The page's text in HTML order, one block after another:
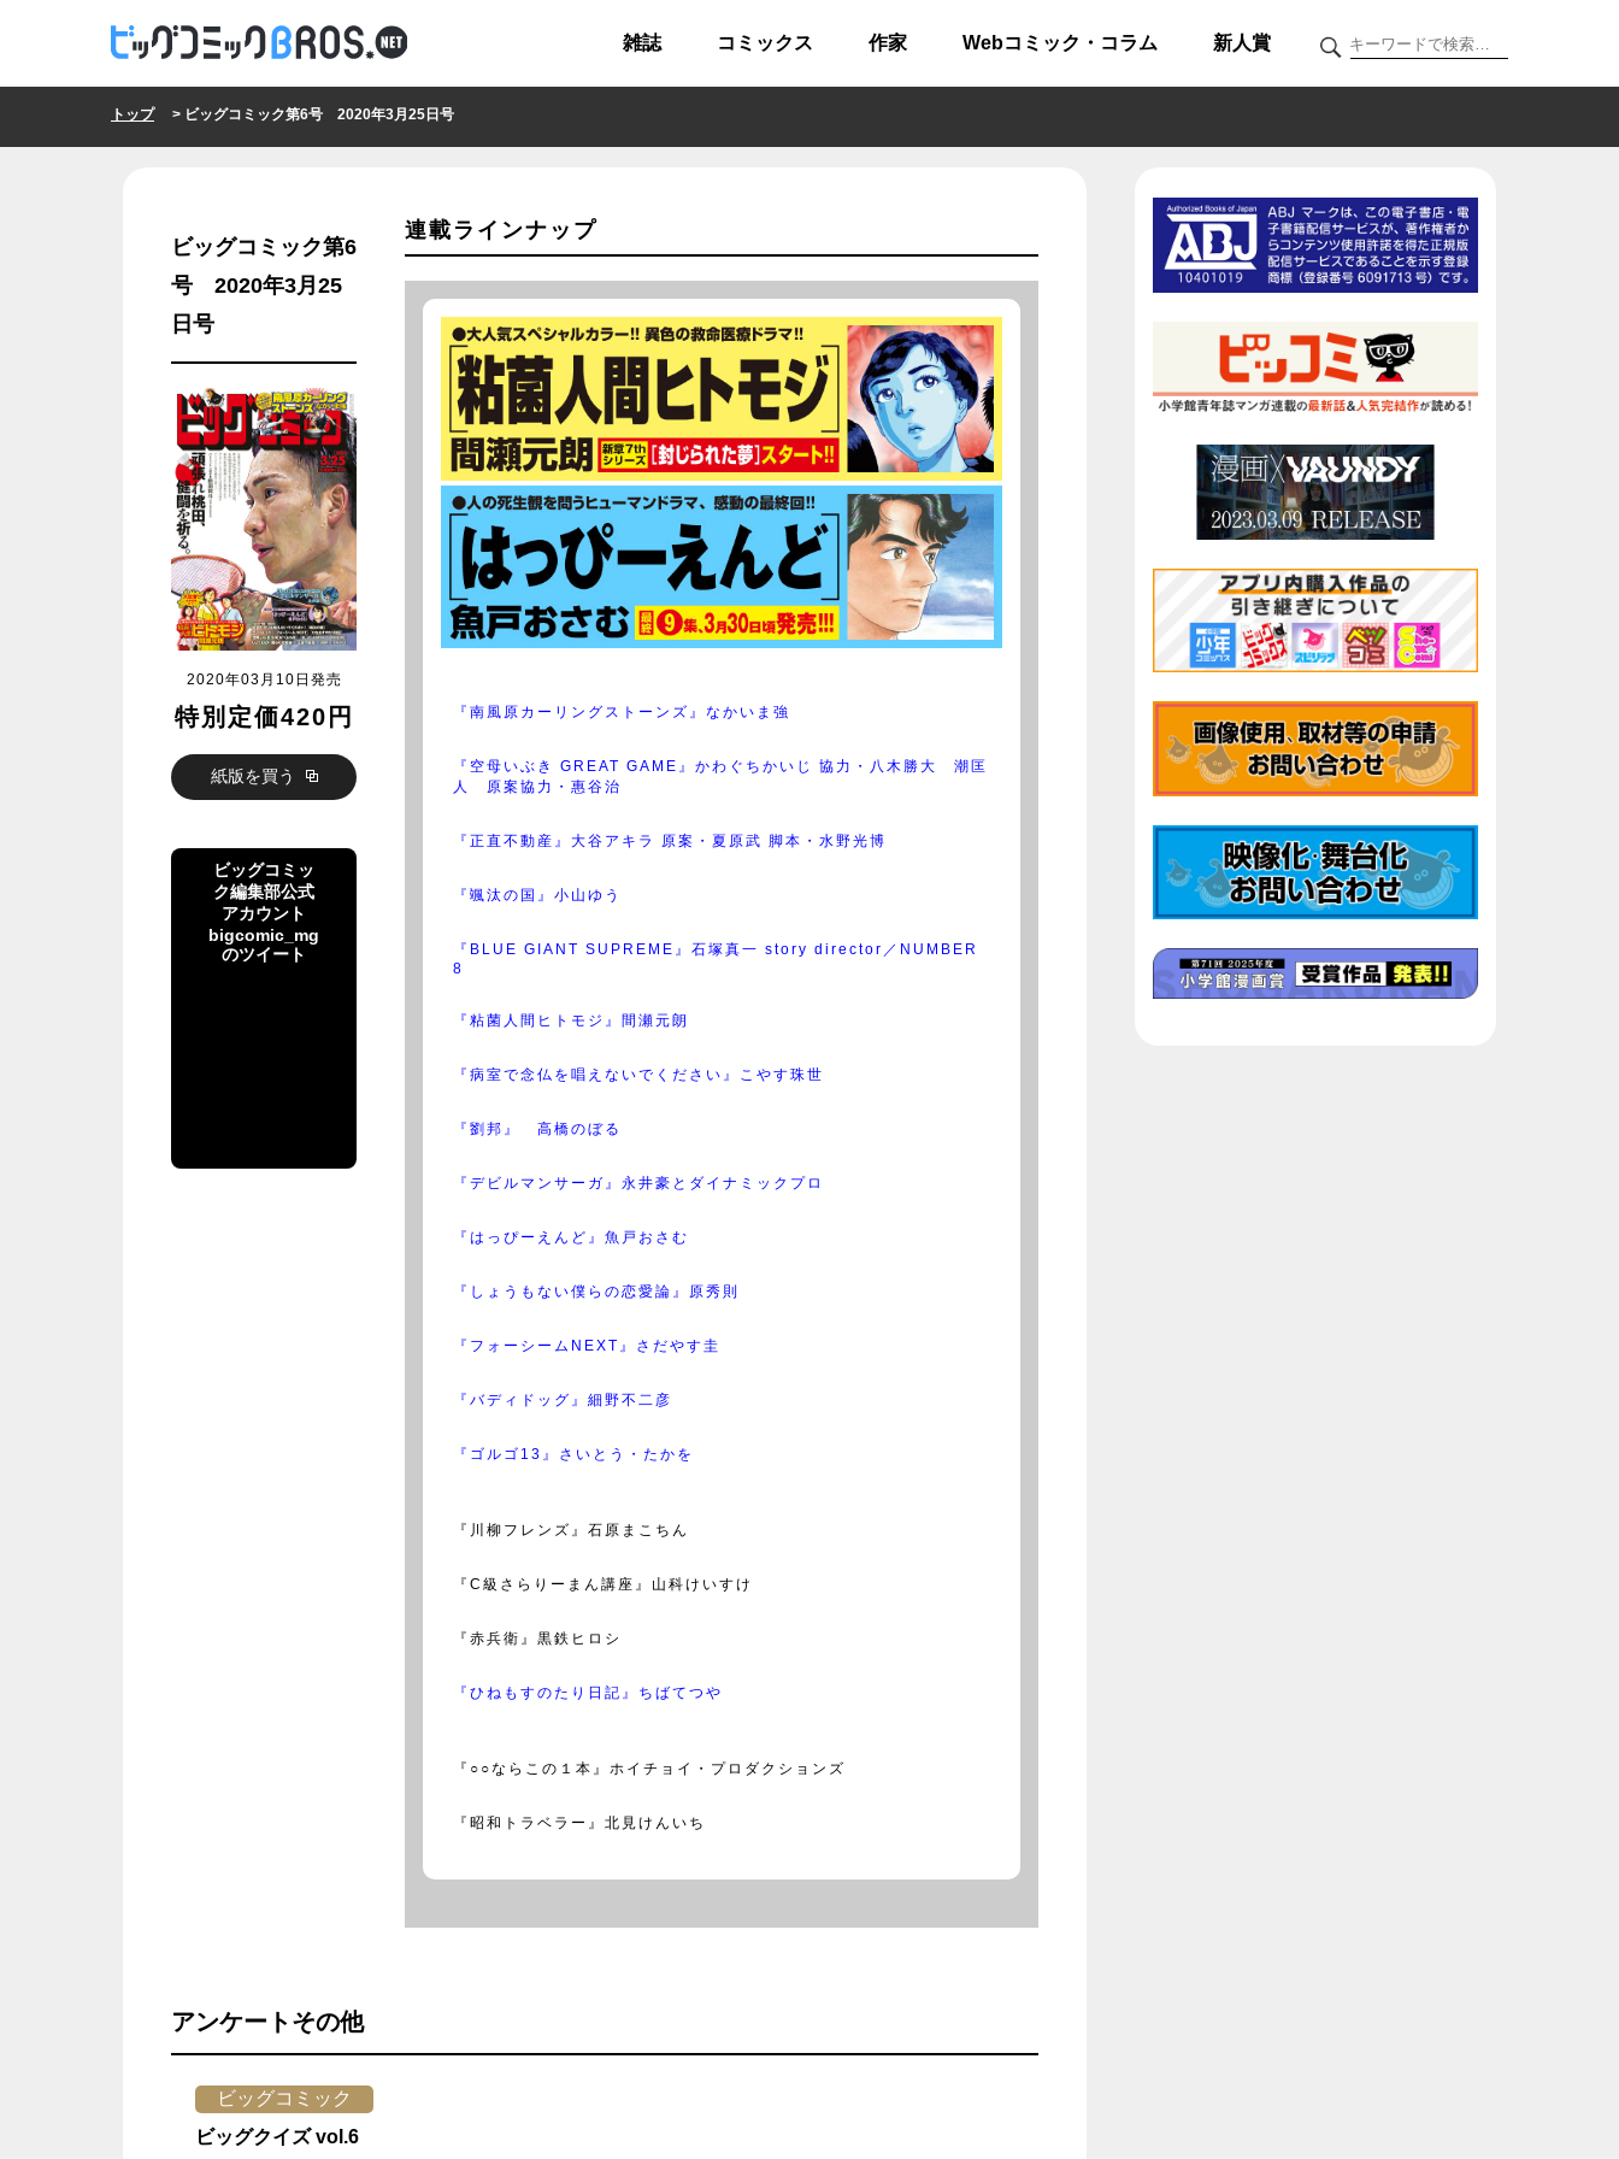
雑誌 コミックス 作家 Webコミック・コラム 新人賞
トップ> ビッグコミック第6号 2020年3月25日号
ビッグコミック第6
号 2020年3月25
日号
2020年03月10日発売
特別定価420円
紙版を買う
ビッグコミッ
ク編集部公式
アカウント
bigcomic_mg
のツイート
連載ラインナップ
『南風原カーリングストーンズ』なかいま強
『空母いぶき GREAT GAME』かわぐちかいじ 協力・八木勝大 潮匡
人 原案協力・惠谷治
『正直不動産』大谷アキラ 原案・夏原武 脚本・水野光博
『颯汰の国』小山ゆう
『BLUE GIANT SUPREME』石塚真一 story director／NUMBER
8
『粘菌人間ヒトモジ』間瀬元朗
『病室で念仏を唱えないでください』こやす珠世
『劉邦』 高橋のぼる
『デビルマンサーガ』永井豪とダイナミックプロ
『はっぴーえんど』魚戸おさむ
『しょうもない僕らの恋愛論』原秀則
『フォーシームNEXT』さだやす圭
『バディドッグ』細野不二彦
『ゴルゴ13』さいとう・たかを
『川柳フレンズ』石原まこちん
『C級さらりーまん講座』山科けいすけ
『赤兵衛』黒鉄ヒロシ
『ひねもすのたり日記』ちばてつや
『○○ならこの１本』ホイチョイ・プロダクションズ
『昭和トラベラー』北見けんいち
アンケートその他
ビッグコミック
ビッグクイズ vol.6